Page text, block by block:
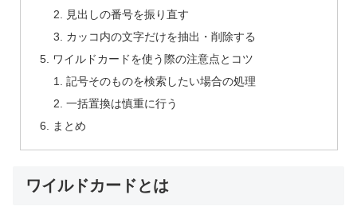
見出しの番号を振り直す
カッコ内の文字だけを抽出・削除する
ワイルドカードを使う際の注意点とコツ
記号そのものを検索したい場合の処理
一括置換は慎重に行う
まとめ
ワイルドカードとは